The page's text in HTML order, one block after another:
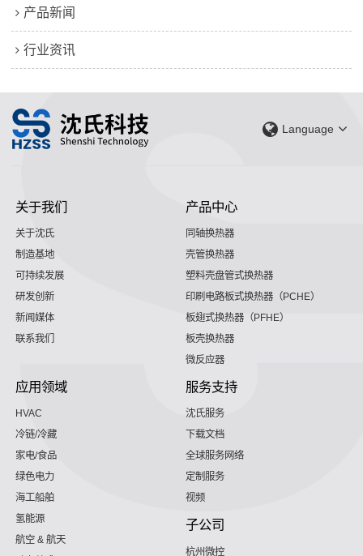
产品新闻
行业资讯
Language
关于我们
关于沈氏
制造基地
可持续发展
研发创新
新闻媒体
联系我们
产品中心
同轴换热器
壳管换热器
塑料壳盘管式换热器
印刷电路板式换热器（PCHE）
板翅式换热器（PFHE）
板壳换热器
微反应器
应用领域
HVAC
冷链/冷藏
家电/食品
绿色电力
海工船舶
氢能源
航空 & 航天
服务支持
沈氏服务
下载文档
全球服务网络
定制服务
视频
子公司
杭州微控